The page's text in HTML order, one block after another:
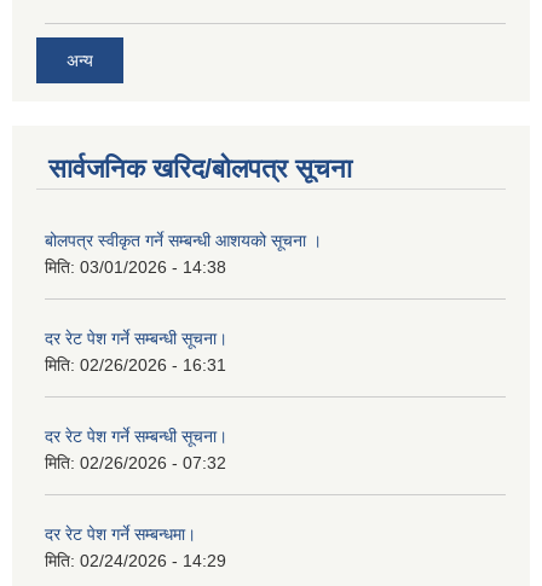
अन्य
सार्वजनिक खरिद/बोलपत्र सूचना
बोलपत्र स्वीकृत गर्ने सम्बन्धी आशयको सूचना ।
मिति: 03/01/2026 - 14:38
दर रेट पेश गर्ने सम्बन्धी सूचना।
मिति: 02/26/2026 - 16:31
दर रेट पेश गर्ने सम्बन्धी सूचना।
मिति: 02/26/2026 - 07:32
दर रेट पेश गर्ने सम्बन्धमा।
मिति: 02/24/2026 - 14:29